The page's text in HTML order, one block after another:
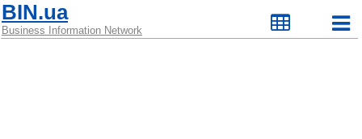
BIN.ua
Business Information Network